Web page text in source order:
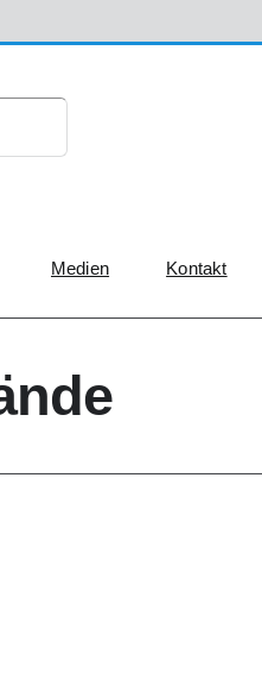
Medien Kontakt